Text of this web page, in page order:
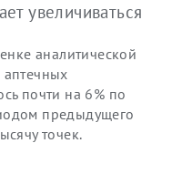
увеличиваться
аналитической
почти на 6% по
предыдущего
точек.